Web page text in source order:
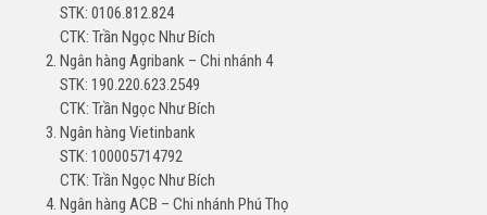
STK: 0106.812.824
CTK: Trần Ngọc Như Bích
Ngân hàng Agribank – Chi nhánh 4
STK: 190.220.623.2549
CTK: Trần Ngọc Như Bích
Ngân hàng Vietinbank
STK: 100005714792
CTK: Trần Ngọc Như Bích
Ngân hàng ACB – Chi nhánh Phú Thọ